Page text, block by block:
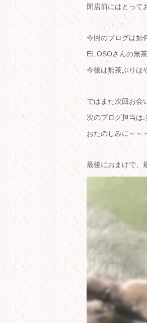
閉店前にはとって
今回のブログは如
EL OSOさんの無
今後は無茶ぶりは
ではまた次回お会
次のブログ担当は
おたのしみに～～
最後におまけで、